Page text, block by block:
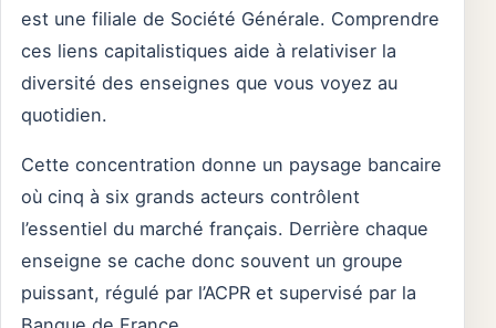
est une filiale de Société Générale. Comprendre
ces liens capitalistiques aide à relativiser la
diversité des enseignes que vous voyez au
quotidien.
Cette concentration donne un paysage bancaire
où cinq à six grands acteurs contrôlent
l’essentiel du marché français. Derrière chaque
enseigne se cache donc souvent un groupe
puissant, régulé par l’ACPR et supervisé par la